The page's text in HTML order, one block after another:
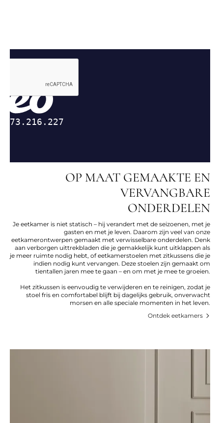
OP MAAT GEMAAKTE EN
VERVANGBARE
ONDERDELEN
Je eetkamer is niet statisch – hij verandert met de seizoenen, met je
gasten en met je leven. Daarom zijn veel van onze
eetkamerontwerpen gemaakt met verwisselbare onderdelen. Denk
aan verborgen uittrekbladen die je gemakkelijk kunt uitklappen als
je meer ruimte nodig hebt, of eetkamerstoelen met zitkussens die je
indien nodig kunt vervangen. Deze stoelen zijn gemaakt om
tientallen jaren mee te gaan – en om met je mee te groeien.
Het zitkussen is eenvoudig te verwijderen en te reinigen, zodat je
stoel fris en comfortabel blijft bij dagelijks gebruik, onverwacht
morsen en alle speciale momenten in het leven.
Ontdek eetkamers